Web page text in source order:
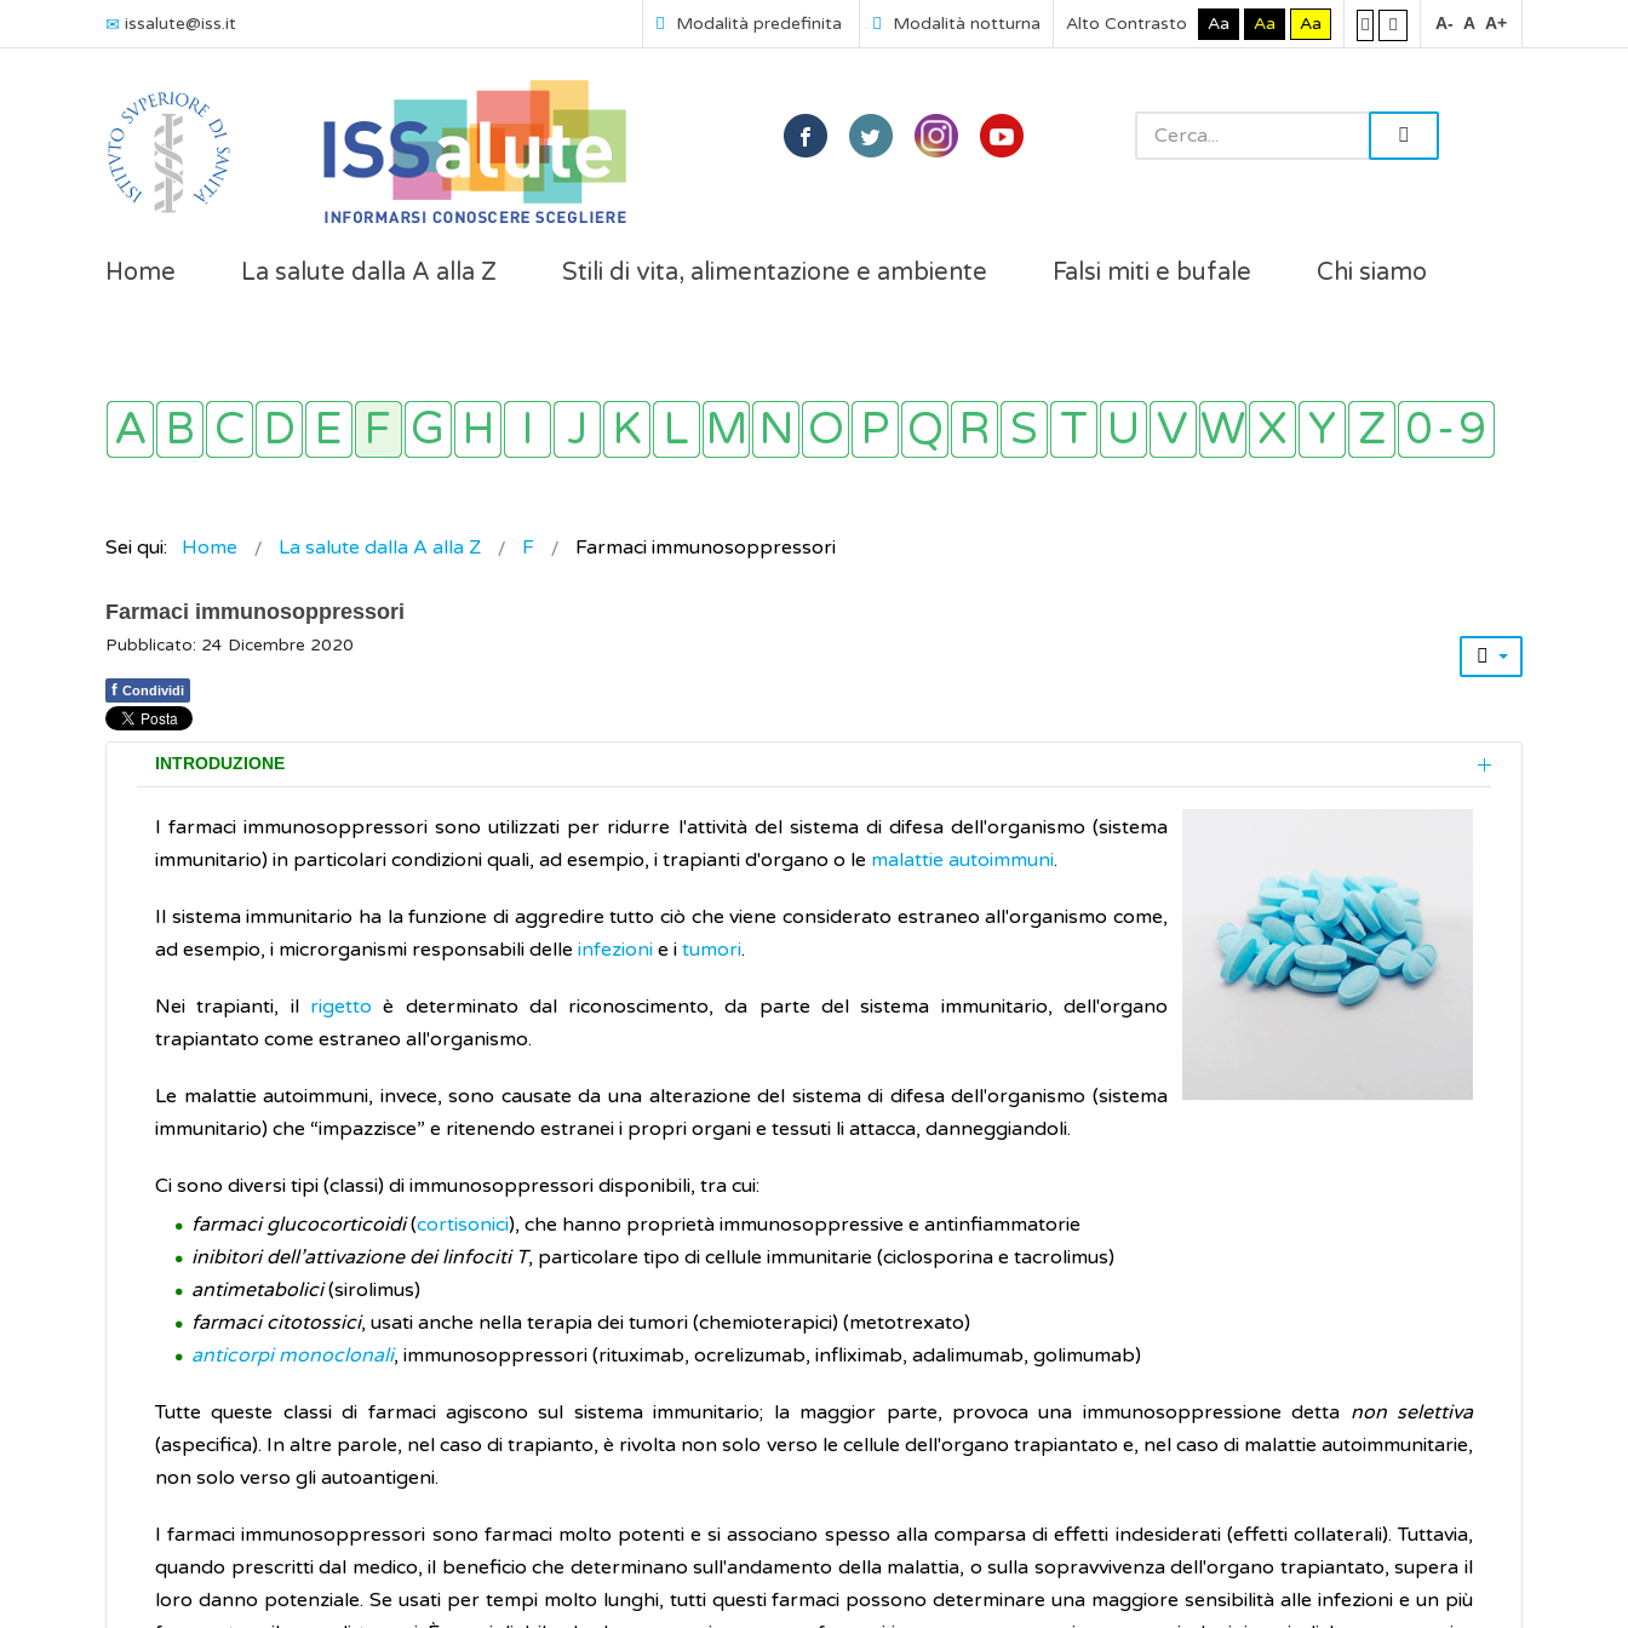
issalute@iss.it Modalità predefinita Modalità notturna Alto Contrasto Aa Aa Aa A- A A+
Home La salute dalla A alla Z Stili di vita, alimentazione e ambiente Falsi miti e bufale Chi siamo
Sei qui: Home La salute dalla A alla Z F Farmaci immunosoppressori
Farmaci immunosoppressori
Pubblicato: 24 Dicembre 2020
f Condividi
INTRODUZIONE
I farmaci immunosoppressori sono utilizzati per ridurre l'attività del sistema di difesa dell'organismo (sistema
immunitario) in particolari condizioni quali, ad esempio, i trapianti d'organo o le malattie autoimmuni.
Il sistema immunitario ha la funzione di aggredire tutto ciò che viene considerato estraneo all'organismo come,
ad esempio, i microrganismi responsabili delle infezioni e i tumori.
Nei trapianti, il rigettoè determinato dal riconoscimento, da parte del sistema immunitario, dell'organo
trapiantato come estraneo all'organismo.
Le malattie autoimmuni, invece, sono causate da una alterazione del sistema di difesa dell'organismo (sistema
immunitario) che “impazzisce” e ritenendo estranei i propri organi e tessuti li attacca, danneggiandoli.
Ci sono diversi tipi (classi) di immunosoppressori disponibili, tra cui:
farmaci glucocorticoidi(cortisonici), che hanno proprietà immunosoppressive e antinfiammatorie
inibitori dell’attivazione dei linfociti T, particolare tipo di cellule immunitarie (ciclosporina e tacrolimus)
antimetabolici(sirolimus)
farmaci citotossici, usati anche nella terapia dei tumori (chemioterapici) (metotrexato)
anticorpi monoclonali, immunosoppressori (rituximab, ocrelizumab, infliximab, adalimumab, golimumab)
Tutte queste classi di farmaci agiscono sul sistema immunitario; la maggior parte, provoca una immunosoppressione detta non selettiva
(aspecifica). In altre parole, nel caso di trapianto, è rivolta non solo verso le cellule dell'organo trapiantato e, nel caso di malattie autoimmunitarie,
non solo verso gli autoantigeni.
I farmaci immunosoppressori sono farmaci molto potenti e si associano spesso alla comparsa di effetti indesiderati (effetti collaterali). Tuttavia,
quando prescritti dal medico, il beneficio che determinano sull'andamento della malattia, o sulla sopravvivenza dell'organo trapiantato, supera il
loro danno potenziale. Se usati per tempi molto lunghi, tutti questi farmaci possono determinare una maggiore sensibilità alle infezioni e un più